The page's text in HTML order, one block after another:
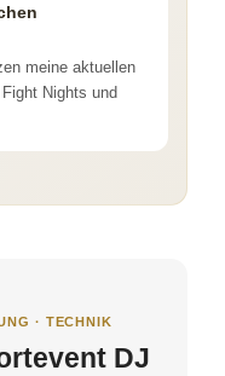
meine aktuellen
Nights und
· TECHNIK
DJ